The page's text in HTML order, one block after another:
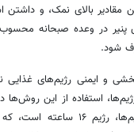
مقادیر بالای نمک، و
پنیر در وعده صبحانه
شود.
و ایمنی رژیم‌های غذایی
استفاده از این